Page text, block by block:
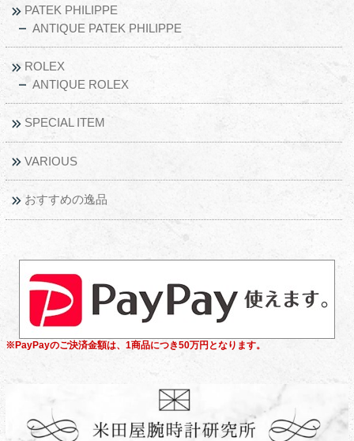
PATEK PHILIPPE
ANTIQUE PATEK PHILIPPE
ROLEX
ANTIQUE ROLEX
SPECIAL ITEM
VARIOUS
おすすめの逸品
※PayPayのご決済金額は、1商品につき50万円となります。